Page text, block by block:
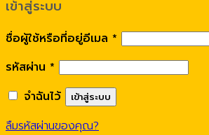
เข้าสู่ระบบ
ชื่อผู้ใช้หรือที่อยู่อีเมล *
รหัสผ่าน *
จำฉันไว้
เข้าสู่ระบบ
ลืมรหัสผ่านของคุณ?